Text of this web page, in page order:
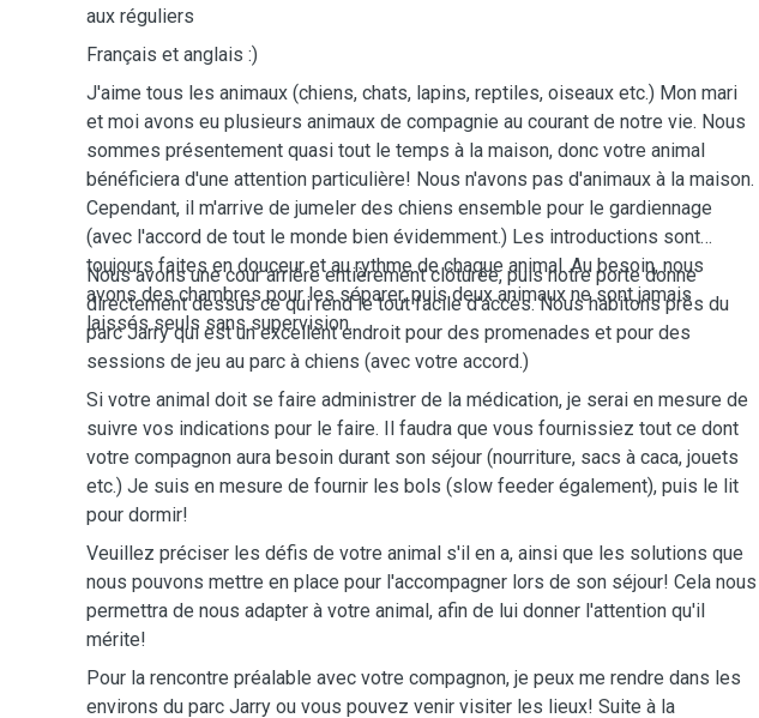
aux réguliers
Français et anglais :)
J'aime tous les animaux (chiens, chats, lapins, reptiles, oiseaux etc.) Mon mari
et moi avons eu plusieurs animaux de compagnie au courant de notre vie. Nous
sommes présentement quasi tout le temps à la maison, donc votre animal
bénéficiera d'une attention particulière! Nous n'avons pas d'animaux à la maison.
Cependant, il m'arrive de jumeler des chiens ensemble pour le gardiennage
(avec l'accord de tout le monde bien évidemment.) Les introductions sont
toujours faites en douceur et au rythme de chaque animal. Au besoin, nous
avons des chambres pour les séparer, puis deux animaux ne sont jamais
laissés seuls sans supervision.
Nous avons une cour arrière entièrement clôturée, puis notre porte donne
directement dessus ce qui rend le tout facile d'accès. Nous habitons près du
parc Jarry qui est un excellent endroit pour des promenades et pour des
sessions de jeu au parc à chiens (avec votre accord.)
Si votre animal doit se faire administrer de la médication, je serai en mesure de
suivre vos indications pour le faire. Il faudra que vous fournissiez tout ce dont
votre compagnon aura besoin durant son séjour (nourriture, sacs à caca, jouets
etc.) Je suis en mesure de fournir les bols (slow feeder également), puis le lit
pour dormir!
Veuillez préciser les défis de votre animal s'il en a, ainsi que les solutions que
nous pouvons mettre en place pour l'accompagner lors de son séjour! Cela nous
permettra de nous adapter à votre animal, afin de lui donner l'attention qu'il
mérite!
Pour la rencontre préalable avec votre compagnon, je peux me rendre dans les
environs du parc Jarry ou vous pouvez venir visiter les lieux! Suite à la